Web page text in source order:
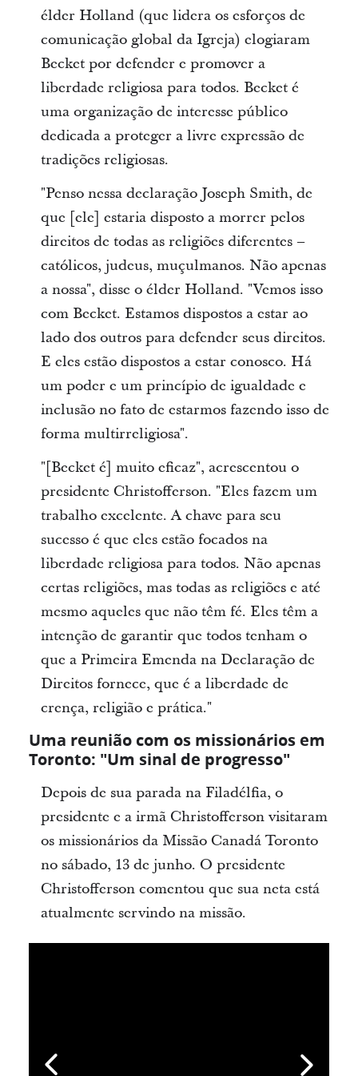
élder Holland (que lidera os esforços de
comunicação global da Igreja) elogiaram
Becket por defender e promover a
liberdade religiosa para todos. Becket é
uma organização de interesse público
dedicada a proteger a livre expressão de
tradições religiosas.
"Penso nessa declaração Joseph Smith, de
que [ele] estaria disposto a morrer pelos
direitos de todas as religiões diferentes –
católicos, judeus, muçulmanos. Não apenas
a nossa", disse o élder Holland. "Vemos isso
com Becket. Estamos dispostos a estar ao
lado dos outros para defender seus direitos.
E eles estão dispostos a estar conosco. Há
um poder e um princípio de igualdade e
inclusão no fato de estarmos fazendo isso de
forma multirreligiosa".
"[Becket é] muito eficaz", acrescentou o
presidente Christofferson. "Eles fazem um
trabalho excelente. A chave para seu
sucesso é que eles estão focados na
liberdade religiosa para todos. Não apenas
certas religiões, mas todas as religiões e até
mesmo aqueles que não têm fé. Eles têm a
intenção de garantir que todos tenham o
que a Primeira Emenda na Declaração de
Direitos fornece, que é a liberdade de
crença, religião e prática."
Uma reunião com os missionários em
Toronto: "Um sinal de progresso"
Depois de sua parada na Filadélfia, o
presidente e a irmã Christofferson visitaram
os missionários da Missão Canadá Toronto
no sábado, 13 de junho. O presidente
Christofferson comentou que sua neta está
atualmente servindo na missão.